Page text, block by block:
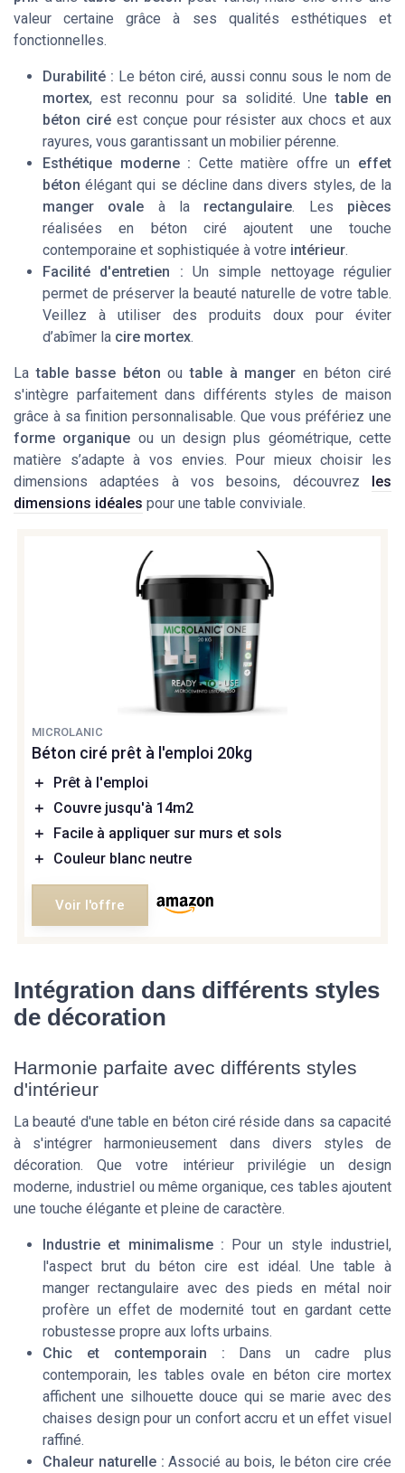
valeur certaine grâce à ses qualités esthétiques et
fonctionnelles.
Durabilité : Le béton ciré, aussi connu sous le nom de
mortex, est reconnu pour sa solidité. Unetable en
béton ciréest conçue pour résister aux chocs et aux
rayures, vous garantissant un mobilier pérenne.
Esthétique moderne : Cette matière offre un effet
béton élégant qui se décline dans divers styles, de la
manger ovale à la rectangulaire. Les pièces
réalisées en béton ciré ajoutent une touche
contemporaine et sophistiquée à votre intérieur.
Facilité d'entretien : Un simple nettoyage régulier
permet de préserver la beauté naturelle de votre table.
Veillez à utiliser des produits doux pour éviter
d’abîmer la cire mortex.
Latable basse béton outable à manger en béton ciré
s'intègre parfaitement dans différents styles de maison
grâce à sa finition personnalisable. Que vous préfériez une
forme organique ou un design plus géométrique, cette
matière s’adapte à vos envies. Pour mieux choisir les
dimensions adaptées à vos besoins, découvrez les
dimensions idéales pour une table conviviale.
MICROLANIC
Béton ciré prêt à l'emploi 20kg
＋
Prêt à l'emploi
＋
Couvre jusqu'à 14m2
＋
Facile à appliquer sur murs et sols
＋
Couleur blanc neutre
Voir l'offre
Intégration dans différents styles
de décoration
Harmonie parfaite avec différents styles
d'intérieur
La beauté d'une table en béton ciré réside dans sa capacité
à s'intégrer harmonieusement dans divers styles de
décoration. Que votre intérieur privilégie un design
moderne, industriel ou même organique, ces tables ajoutent
une touche élégante et pleine de caractère.
Industrie et minimalisme : Pour un style industriel,
l'aspect brut du béton cire est idéal. Une table à
manger rectangulaire avec des pieds en métal noir
profère un effet de modernité tout en gardant cette
robustesse propre aux lofts urbains.
Chic et contemporain : Dans un cadre plus
contemporain, les tables ovale en béton cire mortex
affichent une silhouette douce qui se marie avec des
chaises design pour un confort accru et un effet visuel
raffiné.
Chaleur naturelle : Associé au bois, le béton cire crée